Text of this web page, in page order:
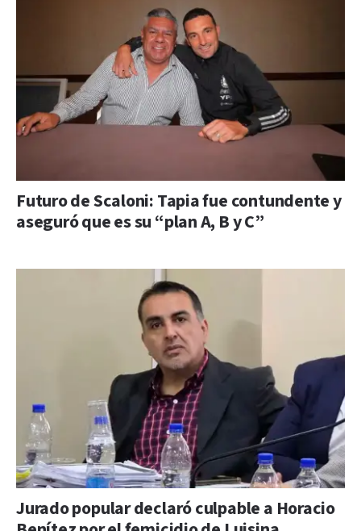
Futuro de Scaloni: Tapia fue contundente y
aseguró que es su “plan A, B y C”
Jurado popular declaró culpable a Horacio